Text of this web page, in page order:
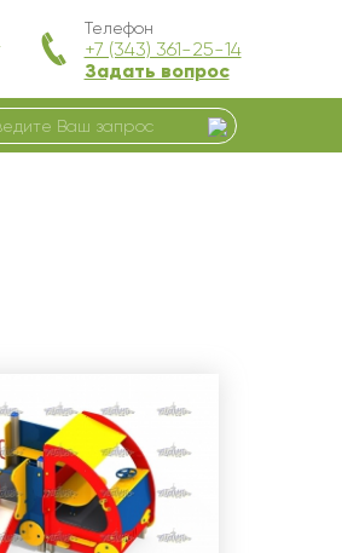
Телефон
+7 (343) 361-25-14
Задать вопрос